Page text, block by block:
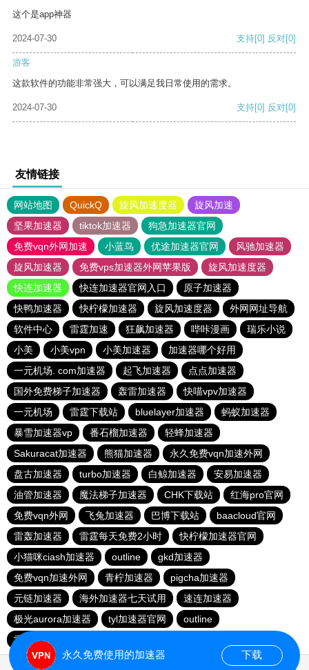
这个是app神器
2024-07-30 支持[0] 反对[0]
游客
这款软件的功能非常强大，可以满足我日常使用的需求。
2024-07-30 支持[0] 反对[0]
友情链接
网站地图 QuickQ 旋风加速度器
旋风加速
坚果加速器
tiktok加速器
狗急加速器官网
免费vqn外网加速
小蓝鸟 优途加速器官网
风驰加速器
旋风加速器
免费vps加速器外网苹果版
旋风加速度器
快连加速器
快连加速器官网入口
原子加速器
快鸭加速器
快柠檬加速器 旋风加速度器
外网网址导航
软件中心
雷霆加速 狂飙加速器 哔咔漫画
瑞乐小说
小美
小美vpn 小美加速器
加速器哪个好用
一元机场. com加速器
起飞加速器
点点加速器
国外免费梯子加速器
轰雷加速器
快喵vpv加速器
一元机场
雷霆下载站 bluelayer加速器
蚂蚁加速器
暴雪加速器vp
番石榴加速器
轻蜂加速器
Sakuracat加速器
熊猫加速器
永久免费vqn加速外网
盘古加速器
turbo加速器 白鲸加速器
安易加速器
油管加速器
魔法梯子加速器 CHK下载站
红海pro官网
免费vqn外网
飞兔加速器 巴博下载站
baacloud官网
雷轰加速器
雷霆每天免费2小时
快柠檬加速器官网
小猫咪ciash加速器
outline
gkd加速器
免费vqn加速外网
青柠加速器
pigcha加速器
元链加速器
海外加速器七天试用
速连加速器
极光aurora加速器
tyl加速器官网
outline
雷霆加速免费永久
永久免费使用的加速器 下载